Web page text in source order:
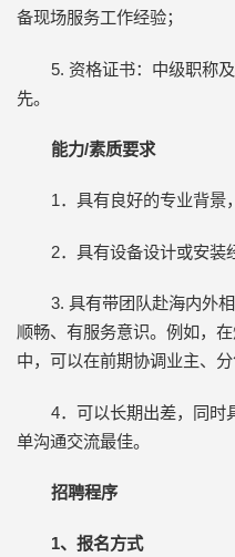
备现场服务工作经验；
5. 资格证书：中级职称
先。
能力/素质要求
1．具有良好的专业背景
2．具有设备设计或安装
3. 具有带团队赴海内外
顺畅、有服务意识。例如，
中，可以在前期协调业主、
4．可以长期出差，同时
单沟通交流最佳。
招聘程序
1、报名方式